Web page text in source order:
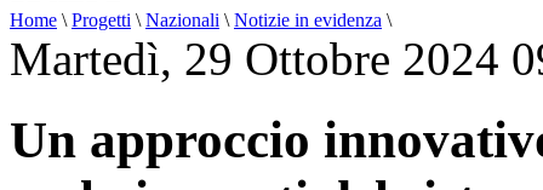
Home \ Progetti \ Nazionali \ Notizie in evidenza \
Martedì, 29 Ottobre 2024
Un approccio